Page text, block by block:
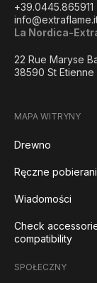
+39.0445.865911
La Nordica-
22 Rue Maryse
38590 St Etienne
MAPA WITRYNY
Drewno
Ręczne
Wiadomości
Check
compatibility
SPOŁECZNY